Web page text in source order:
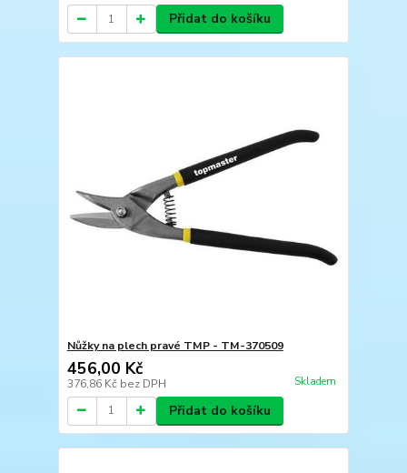
Přidat do košíku
Nůžky na plech pravé TMP - TM-370509
456,00 Kč
376,86 Kč bez DPH Skladem
Přidat do košíku